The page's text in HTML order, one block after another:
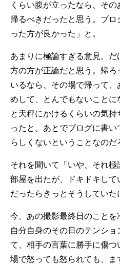
くらい腹が立ったなら、その
帰るべきだったと思う。ブ
った方が良かった」と。
あまりに極論すぎる意見。だ
方の方が正論だと思う。帰
いるなら、その場で帰って
めして、とんでもないこと
と天秤にかけるくらいの気
ったと。あとでブログに書
らしくないということなのだ
それを聞いて「いや、それ
部屋を出たが、ドキドキし
だったらきっとそうしていた
今、あの撮影最終日のことを
自分自身のその日のテンシ
て、相手の言葉に勝手に傷
場で怒っても怒られても、